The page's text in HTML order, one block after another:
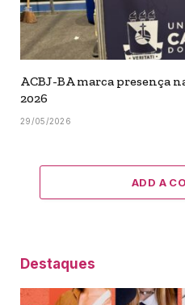
ACBJ-BA marca presença
2026
29/05/2026
ADD A
Destaques